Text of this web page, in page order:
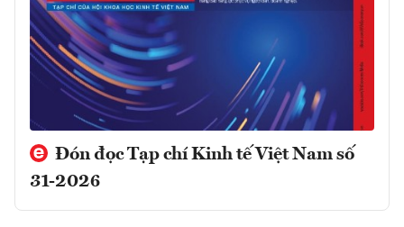
Đón đọc Tạp chí Kinh tế Việt Nam số
31-2026